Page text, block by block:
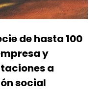
de hasta 100
y
a
social